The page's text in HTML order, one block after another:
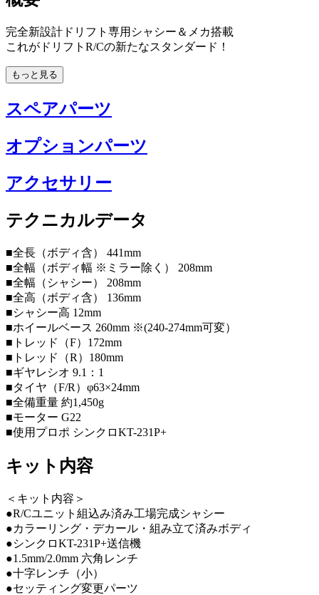
完全新設計ドリフト専用シャシー＆メカ搭載
これがドリフトR/Cの新たなスタンダード！
もっと見る
スペアパーツ
オプションパーツ
アクセサリー
テクニカルデータ
■全長（ボディ含） 441mm
■全幅（ボディ幅 ※ミラー除く） 208mm
■全幅（シャシー） 208mm
■全高（ボディ含） 136mm
■シャシー高 12mm
■ホイールベース 260mm ※(240-274mm可変）
■トレッド（F）172mm
■トレッド（R）180mm
■ギヤレシオ 9.1：1
■タイヤ（F/R）φ63×24mm
■全備重量 約1,450g
■モーター G22
■使用プロポ シンクロKT-231P+
キット内容
＜キット内容＞
●R/Cユニット組込み済み工場完成シャシー
●カラーリング・デカール・組み立て済みボディ
●シンクロKT-231P+送信機
●1.5mm/2.0mm 六角レンチ
●十字レンチ（小）
●セッティング変更パーツ